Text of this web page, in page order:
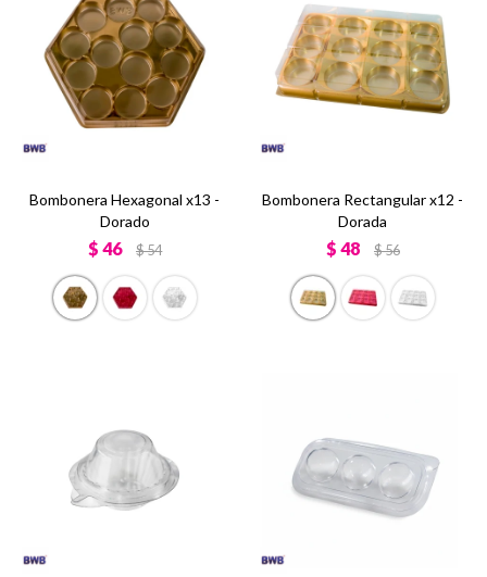
Bombonera Hexagonal x13 -
Dorado
$ 46 $54
Bombonera Rectangular x12 -
Dorada
$ 48 $56